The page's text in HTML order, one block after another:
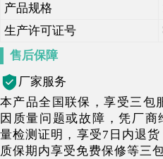
产品规格
生产许可证号
售后保障
厂家服务
本产品全国联保，享受三包
因质量问题或故障，凭厂
量检测证明，享受7日内退
质保期内享受免费保修等三